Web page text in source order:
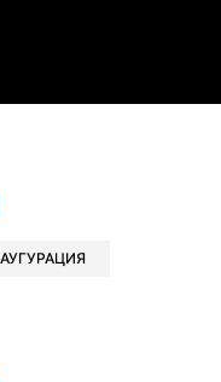
в Xв Viber
в Whatsapp
в Messenger
в LinkedIn
X в Google news
в Viber
в LinkedIn